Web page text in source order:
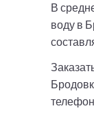
В
воду в